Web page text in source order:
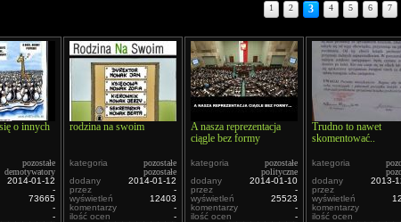
1 2 3 4 5 6 7
o innych
pozostałe
demotywatory
2014-01-12
-
73665
-
-
rodzina na swoim
kategoria
pozostałe
pozostałe
dodany
2014-01-12
przez
-
wyświetleń
12403
komentarzy
-
ilość ocen
-
A nasza reprezentacja
ciągle bez formy
kategoria
pozostałe
polityczne
dodany
2014-01-10
przez
-
wyświetleń
25523
komentarzy
-
ilość ocen
-
Trudno to nawet
skomentować..
kategoria
dodany
2013-
przez
wyświetleń
komentarzy
ilość ocen